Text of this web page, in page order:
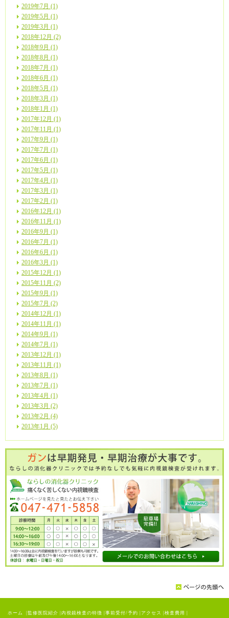
2019年7月 (1)
2019年5月 (1)
2019年3月 (1)
2018年12月 (2)
2018年9月 (1)
2018年8月 (1)
2018年7月 (1)
2018年6月 (1)
2018年5月 (1)
2018年3月 (1)
2018年1月 (1)
2017年12月 (1)
2017年11月 (1)
2017年9月 (1)
2017年7月 (1)
2017年6月 (1)
2017年5月 (1)
2017年4月 (1)
2017年3月 (1)
2017年2月 (1)
2016年12月 (1)
2016年11月 (1)
2016年9月 (1)
2016年7月 (1)
2016年6月 (1)
2016年3月 (1)
2015年12月 (1)
2015年11月 (2)
2015年9月 (1)
2015年7月 (2)
2014年12月 (1)
2014年11月 (1)
2014年9月 (1)
2014年7月 (1)
2013年12月 (1)
2013年11月 (1)
2013年8月 (1)
2013年7月 (1)
2013年4月 (1)
2013年3月 (2)
2013年2月 (4)
2013年1月 (5)
ホーム 監修医院紹介 内視鏡検査の特徴 事前受付/予約 アクセス 検査費用